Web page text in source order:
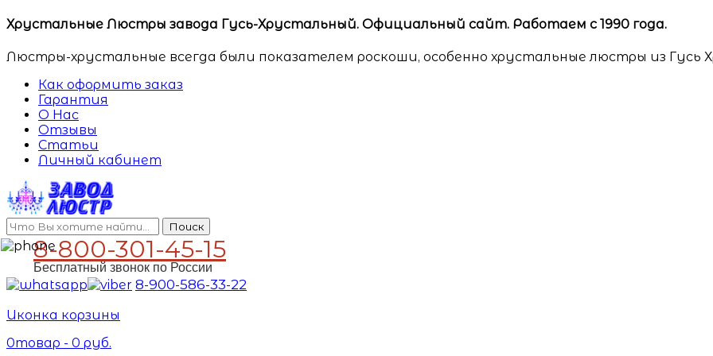
Хрустальные Люстры завода Гусь-Хрустальный. Официальный сайт. Работаем с 1990 года.
Люстры-хрустальные всегда были показателем роскоши, особенно хрустальные люстры из Гусь
Как оформить заказ
Гарантия
О Нас
Отзывы
Статьи
Личный кабинет
Поиск
8-800-301-45-15
Бесплатный звонок по России
8-900-586-33-22
Иконка корзины
0товар - 0 руб.